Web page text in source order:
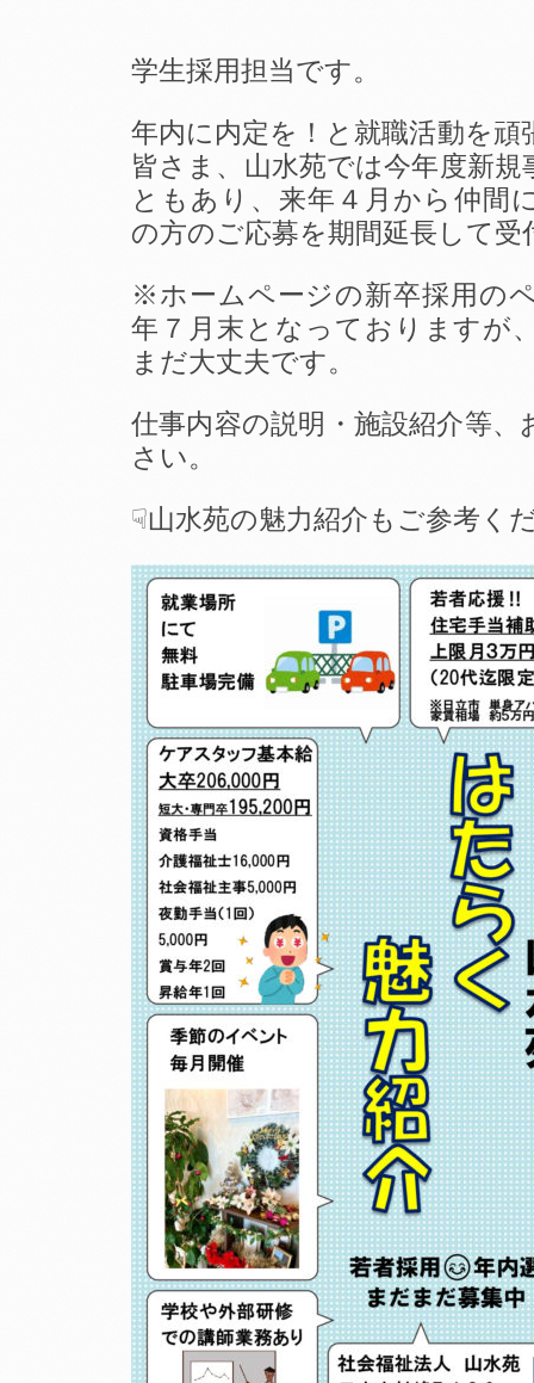
学生採用担当です。
年内に内定を！と就職活動を
皆さま、山水苑では今年度新
ともあり、来年４月から仲間
の方のご応募を期間延長して
※ホームページの新卒採用の
年７月末となっておりますが
まだ大丈夫です。
仕事内容の説明・施設紹介等
さい。
☟山水苑の魅力紹介もご参考く